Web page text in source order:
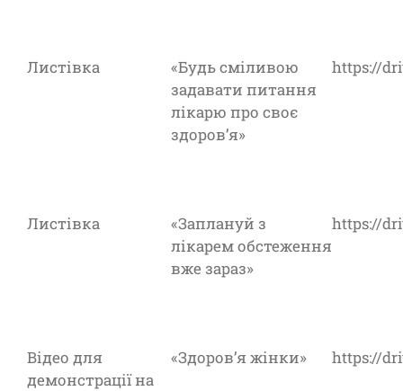
Листівка
«Будь сміливою
задавати питання
лікарю про своє
здоров’я»
https://
Листівка
«Заплануй з
лікарем обстеження
вже зараз»
https://
Відео для
демонстрації на
«Здоров’я жінки» https://